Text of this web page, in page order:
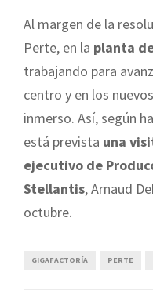
Al margen de la
Perte, en la planta
trabajando para
centro y en los
inmerso. Así, según
está prevista una
ejecutivo de
Stellantis, Arnaud
octubre.
GIGAFACTORÍA PERTE